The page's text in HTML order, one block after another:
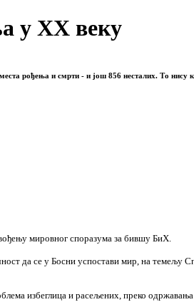
у XX веку
рођења и смрти - и још 856 несталих. То нису
мировног споразума за бившу БиХ.
да се у Босни успостави мир, на темељу
избеглица и расељених, преко